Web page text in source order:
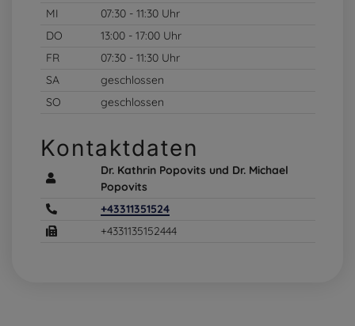
MI
07:30 - 11:30 Uhr
DO
13:00 - 17:00 Uhr
FR
07:30 - 11:30 Uhr
SA
geschlossen
SO
geschlossen
Kontaktdaten
Dr. Kathrin Popovits und Dr. Michael
Popovits
+43311351524
+4331135152444